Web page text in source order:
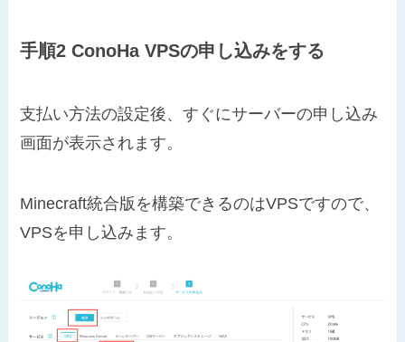
手順2 ConoHa VPSの申し込みをする
支払い方法の設定後、すぐにサーバーの申し込み
画面が表示されます。
Minecraft統合版を構築できるのはVPSですので、
VPSを申し込みます。